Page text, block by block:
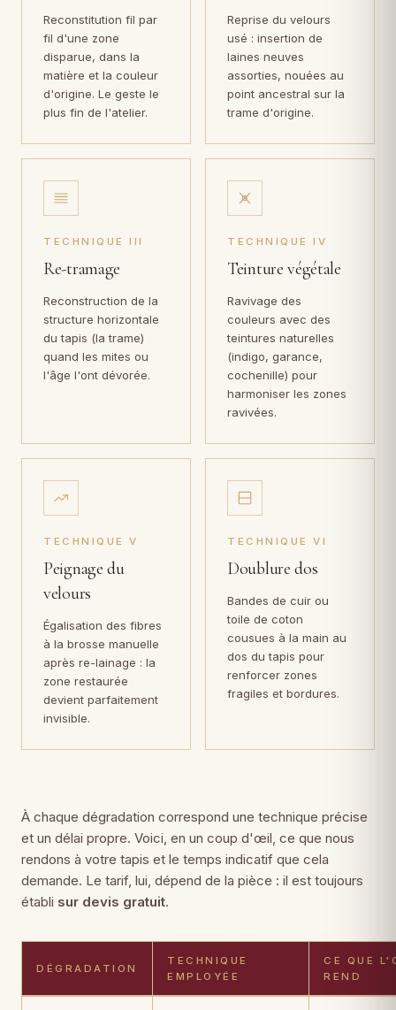
Reconstitution fil par
fil d'une zone
disparue, dans la
matière et la couleur
d'origine. Le geste le
plus fin de l'atelier.
Reprise du velours
usé : insertion de
laines neuves
assorties, nouées au
point ancestral sur la
trame d'origine.
TECHNIQUE III
Re-tramage
Reconstruction de la
structure horizontale
du tapis (la trame)
quand les mites ou
l'âge l'ont dévorée.
TECHNIQUE IV
Teinture végétale
Ravivage des
couleurs avec des
teintures naturelles
(indigo, garance,
cochenille) pour
harmoniser les zones
ravivées.
TECHNIQUE V
Peignage du
velours
Égalisation des fibres
à la brosse manuelle
après re-lainage : la
zone restaurée
devient parfaitement
invisible.
TECHNIQUE VI
Doublure dos
Bandes de cuir ou
toile de coton
cousues à la main au
dos du tapis pour
renforcer zones
fragiles et bordures.
À chaque dégradation correspond une technique précise
et un délai propre. Voici, en un coup d'œil, ce que nous
rendons à votre tapis et le temps indicatif que cela
demande. Le tarif, lui, dépend de la pièce : il est toujours
établi sur devis gratuit.
DÉGRADATION
TECHNIQUE
EMPLOYÉE
CE QUE
REND